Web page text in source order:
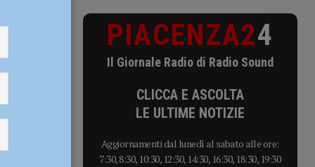
dare
PIACENZA24
Il Giornale Radio di Radio Sound
CLICCA E ASCOLTA
LE ULTIME NOTIZIE
Aggiornamenti dal lunedì al sabato alle ore:
7:30, 8:30, 10:30, 12:30, 14:30, 16:30, 18:30, 19:30